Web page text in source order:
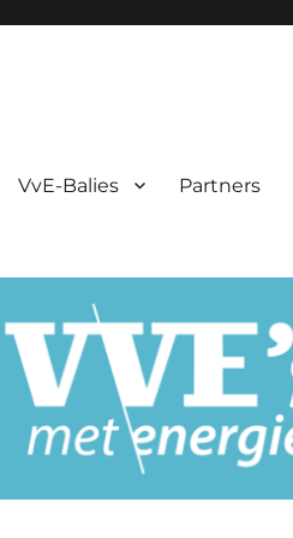
VvE-Balies Partners